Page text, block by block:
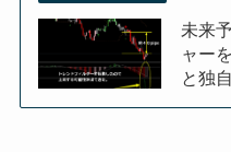
未来
ャー
と独